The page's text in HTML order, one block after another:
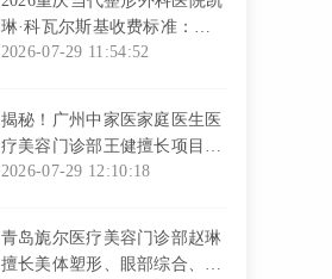
琳·科瓦尔斯基收费标准：因
项目复杂程度而异
2026-07-29 11:54:52
揭秘！广州中家医家庭医生医
疗美容门诊部王健擅长项目，
这5大技术让你年轻10岁
2026-07-29 12:10:18
青岛旎尔医疗美容门诊部赵琳
擅长美体塑形、眼部综合、注